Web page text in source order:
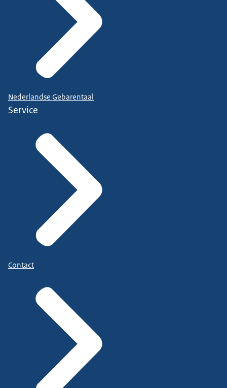
Nederlandse Gebarentaal
Service
Contact